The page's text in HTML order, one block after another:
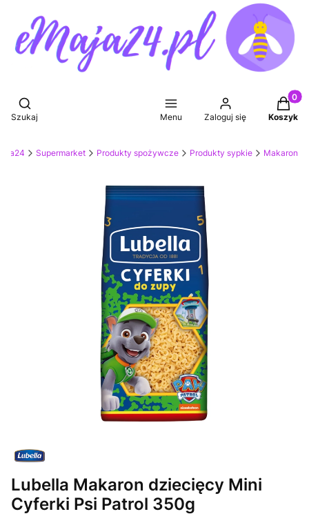
Otwórz wyszukiwarkę
Szukaj Menu Zaloguj się Koszyk
Supermarket Produkty spożywcze Produkty sypkie Makaron
Lubella Makaron dziecięcy Mini
Cyferki Psi Patrol 350g